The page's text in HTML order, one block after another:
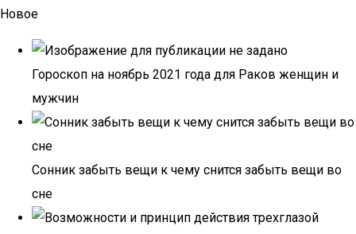
Новое
Гороскоп на ноябрь 2021 года для Раков женщин и
мужчин
Сонник забыть вещи к чему снится забыть вещи во
сне